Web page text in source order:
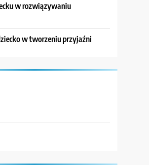
w rozwiązywaniu
w tworzeniu przyjaźni